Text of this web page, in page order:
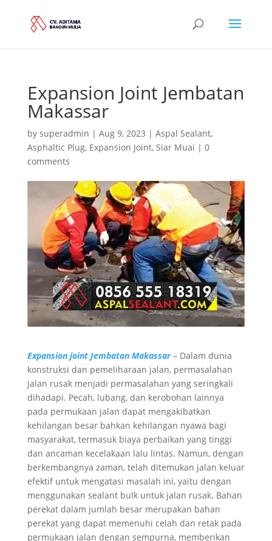
Expansion Joint Jembatan
Makassar
by superadmin | Aug 9, 2023 | Aspal Sealant,
Asphaltic Plug, Expansion Joint, Siar Muai | 0
comments
Expansion joint Jembatan Makassar– Dalam dunia
konstruksi dan pemeliharaan jalan, permasalahan
jalan rusak menjadi permasalahan yang seringkali
dihadapi. Pecah, lubang, dan kerobohan lainnya
pada permukaan jalan dapat mengakibatkan
kehilangan besar bahkan kehilangan nyawa bagi
masyarakat, termasuk biaya perbaikan yang tinggi
dan ancaman kecelakaan lalu lintas. Namun, dengan
berkembangnya zaman, telah ditemukan jalan keluar
efektif untuk mengatasi masalah ini, yaitu dengan
menggunakan sealant bulk untuk jalan rusak. Bahan
perekat dalam jumlah besar merupakan bahan
perekat yang dapat memenuhi celah dan retak pada
permukaan jalan dengan sempurna, memberikan